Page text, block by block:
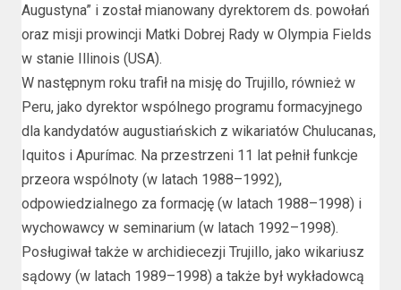
Augustyna” i został mianowany dyrektorem ds. powołań
oraz misji prowincji Matki Dobrej Rady w Olympia Fields
w stanie Illinois (USA).
W następnym roku trafił na misję do Trujillo, również w
Peru, jako dyrektor wspólnego programu formacyjnego
dla kandydatów augustiańskich z wikariatów Chulucanas,
Iquitos i Apurímac. Na przestrzeni 11 lat pełnił funkcje
przeora wspólnoty (w latach 1988–1992),
odpowiedzialnego za formację (w latach 1988–1998) i
wychowawcy w seminarium (w latach 1992–1998).
Posługiwał także w archidiecezji Trujillo, jako wikariusz
sądowy (w latach 1989–1998) a także był wykładowcą